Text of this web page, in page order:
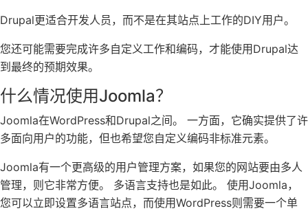
Drupal更适合开发人员，而不是在其站点上工作的DIY用户。
您还可能需要完成许多自定义工作和编码，才能使用Drupal达
到最终的预期效果。
什么情况使用Joomla？
Joomla在WordPress和Drupal之间。 一方面，它确实提供了许
多面向用户的功能，但也希望您自定义编码非标准元素。
Joomla有一个更高级的用户管理方案，如果您的网站要由多人
管理，则它非常方便。 多语言支持也是如此。 使用Joomla，
您可以立即设置多语言站点，而使用WordPress则需要一个单